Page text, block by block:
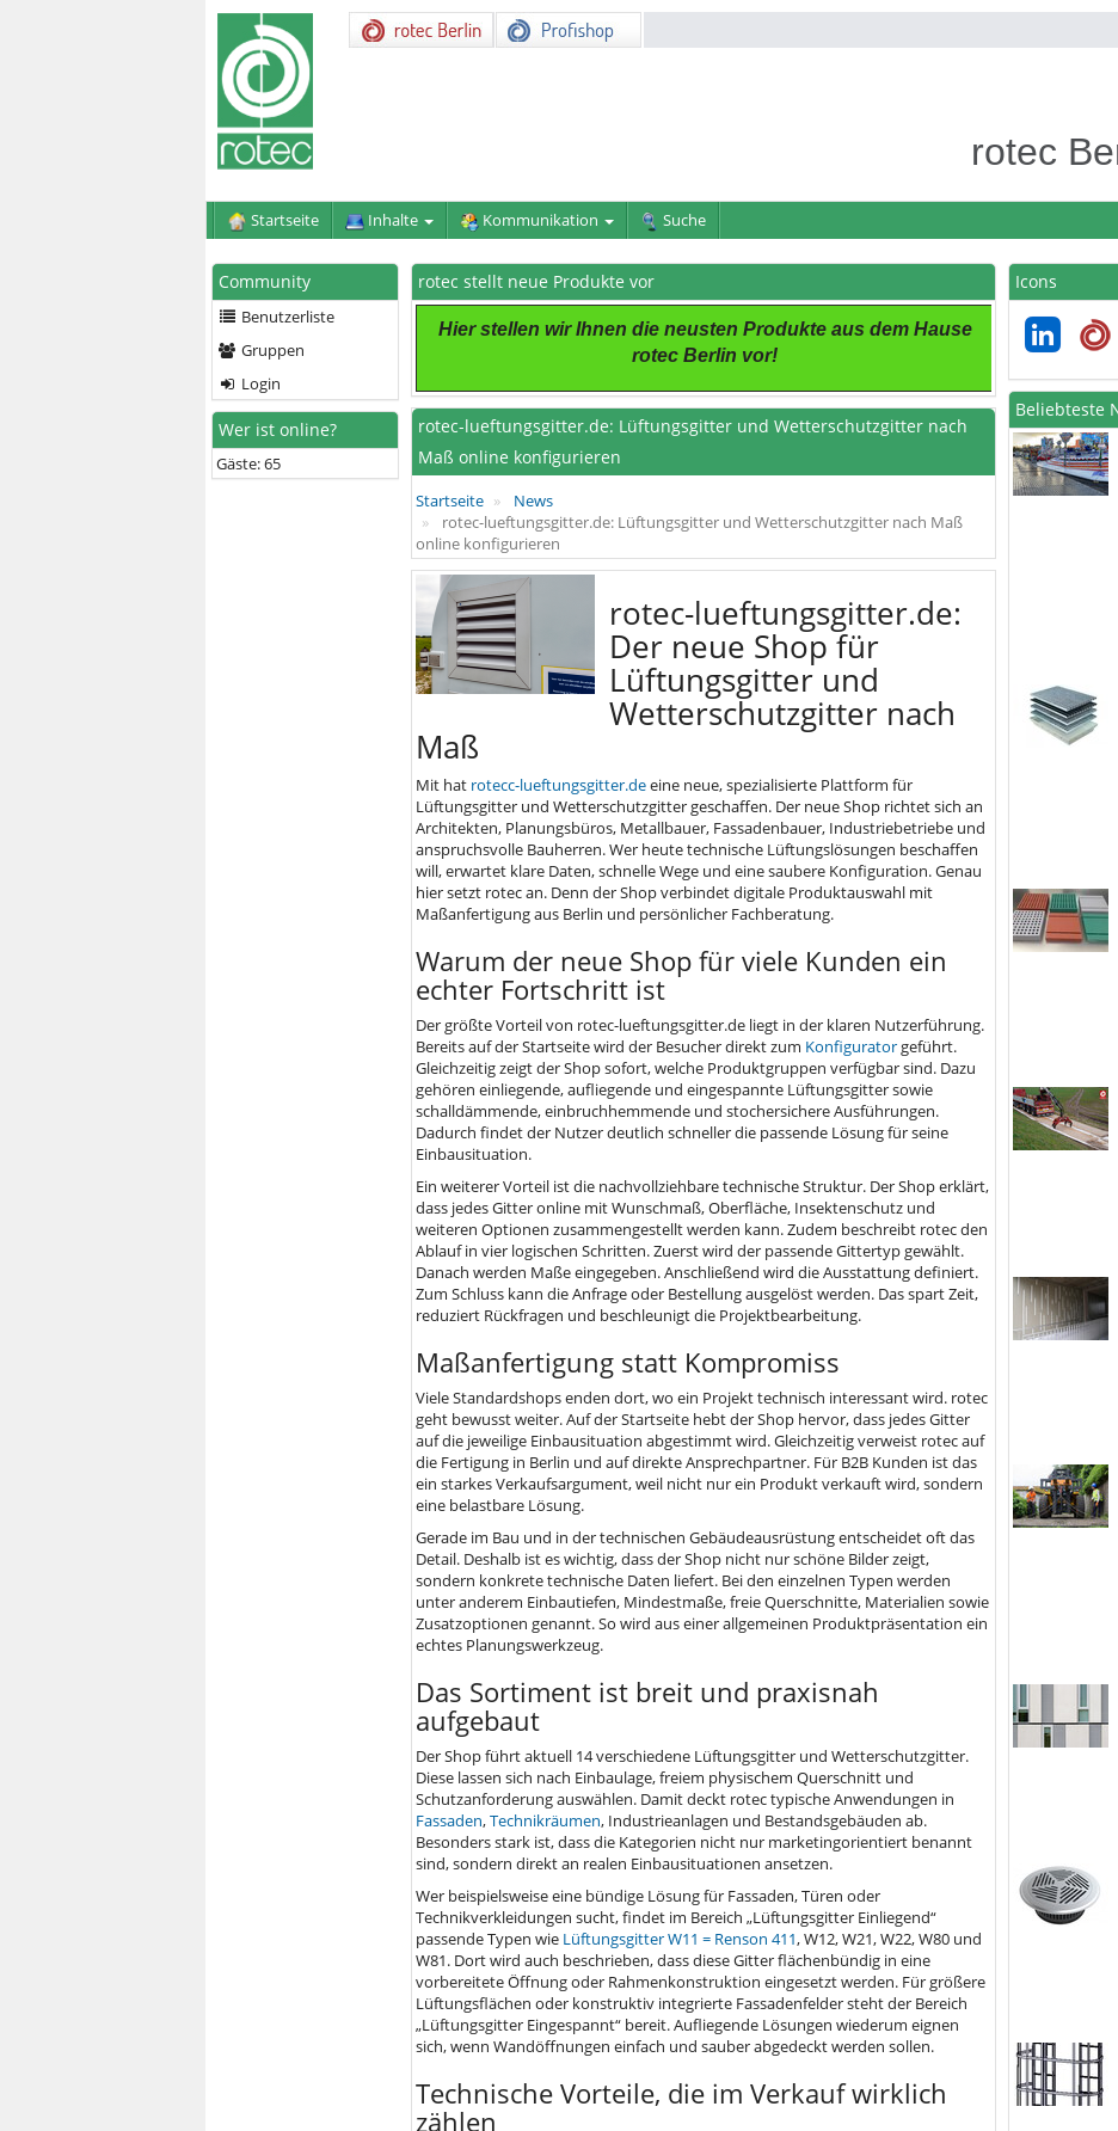
rotec
Startseite Inhalte Kommunikation Suche
Community
Benutzerliste
Gruppen
Login
Wer ist online?
Gäste: 65
rotec stellt neue Produkte vor
Hier stellen wir Ihnen die neusten Produkte aus dem Hause
rotec Berlin vor!
rotec-lueftungsgitter.de: Lüftungsgitter und Wetterschutzgitter nach
Maß online konfigurieren
Startseite
News
rotec-lueftungsgitter.de: Lüftungsgitter und Wetterschutzgitter nach Maß
online konfigurieren
rotec-lueftungsgitter.de:
Der neue Shop für
Lüftungsgitter und
Wetterschutzgitter nach
Maß
Mit hat rotecc-lueftungsgitter.deeine neue, spezialisierte Plattform für
Lüftungsgitter und Wetterschutzgitter geschaffen. Der neue Shop richtet sich an
Architekten, Planungsbüros, Metallbauer, Fassadenbauer, Industriebetriebe und
anspruchsvolle Bauherren. Wer heute technische Lüftungslösungen beschaffen
will, erwartet klare Daten, schnelle Wege und eine saubere Konfiguration. Genau
hier setzt rotec an. Denn der Shop verbindet digitale Produktauswahl mit
Maßanfertigung aus Berlin und persönlicher Fachberatung.
Warum der neue Shop für viele Kunden ein
echter Fortschritt ist
Der größte Vorteil von rotec-lueftungsgitter.de liegt in der klaren Nutzerführung.
Bereits auf der Startseite wird der Besucher direkt zum Konfiguratorgeführt.
Gleichzeitig zeigt der Shop sofort, welche Produktgruppen verfügbar sind. Dazu
gehören einliegende, aufliegende und eingespannte Lüftungsgitter sowie
schalldämmende, einbruchhemmende und stochersichere Ausführungen.
Dadurch findet der Nutzer deutlich schneller die passende Lösung für seine
Einbausituation.
Ein weiterer Vorteil ist die nachvollziehbare technische Struktur. Der Shop erklärt,
dass jedes Gitter online mit Wunschmaß, Oberfläche, Insektenschutz und
weiteren Optionen zusammengestellt werden kann. Zudem beschreibt rotec den
Ablauf in vier logischen Schritten. Zuerst wird der passende Gittertyp gewählt.
Danach werden Maße eingegeben. Anschließend wird die Ausstattung definiert.
Zum Schluss kann die Anfrage oder Bestellung ausgelöst werden. Das spart Zeit,
reduziert Rückfragen und beschleunigt die Projektbearbeitung.
Maßanfertigung statt Kompromiss
Viele Standardshops enden dort, wo ein Projekt technisch interessant wird. rotec
geht bewusst weiter. Auf der Startseite hebt der Shop hervor, dass jedes Gitter
auf die jeweilige Einbausituation abgestimmt wird. Gleichzeitig verweist rotec auf
die Fertigung in Berlin und auf direkte Ansprechpartner. Für B2B Kunden ist das
ein starkes Verkaufsargument, weil nicht nur ein Produkt verkauft wird, sondern
eine belastbare Lösung.
Gerade im Bau und in der technischen Gebäudeausrüstung entscheidet oft das
Detail. Deshalb ist es wichtig, dass der Shop nicht nur schöne Bilder zeigt,
sondern konkrete technische Daten liefert. Bei den einzelnen Typen werden
unter anderem Einbautiefen, Mindestmaße, freie Querschnitte, Materialien sowie
Zusatzoptionen genannt. So wird aus einer allgemeinen Produktpräsentation ein
echtes Planungswerkzeug.
Das Sortiment ist breit und praxisnah
aufgebaut
Der Shop führt aktuell 14 verschiedene Lüftungsgitter und Wetterschutzgitter.
Diese lassen sich nach Einbaulage, freiem physischem Querschnitt und
Schutzanforderung auswählen. Damit deckt rotec typische Anwendungen in
Fassaden,Technikräumen, Industrieanlagen und Bestandsgebäuden ab.
Besonders stark ist, dass die Kategorien nicht nur marketingorientiert benannt
sind, sondern direkt an realen Einbausituationen ansetzen.
Wer beispielsweise eine bündige Lösung für Fassaden, Türen oder
Technikverkleidungen sucht, findet im Bereich „Lüftungsgitter Einliegend“
passende Typen wie Lüftungsgitter W11 = Renson 411, W12, W21, W22, W80 und
W81. Dort wird auch beschrieben, dass diese Gitter flächenbündig in eine
vorbereitete Öffnung oder Rahmenkonstruktion eingesetzt werden. Für größere
Lüftungsflächen oder konstruktiv integrierte Fassadenfelder steht der Bereich
„Lüftungsgitter Eingespannt“ bereit. Aufliegende Lösungen wiederum eignen
sich, wenn Wandöffnungen einfach und sauber abgedeckt werden sollen.
Technische Vorteile, die im Verkauf wirklich
zählen
Icons
Beliebteste